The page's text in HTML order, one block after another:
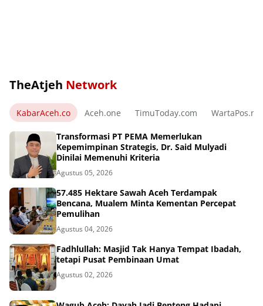
TheAtjeh Network
KabarAceh.co Aceh.one TimuToday.com WartaPos.net
Transformasi PT PEMA Memerlukan
Kepemimpinan Strategis, Dr. Said Mulyadi
Dinilai Memenuhi Kriteria
Agustus 05, 2026
57.485 Hektare Sawah Aceh Terdampak
Bencana, Mualem Minta Kementan Percepat
Pemulihan
Agustus 04, 2026
Fadhlullah: Masjid Tak Hanya Tempat Ibadah,
tetapi Pusat Pembinaan Umat
Agustus 02, 2026